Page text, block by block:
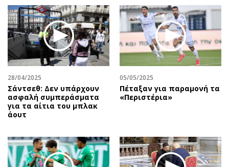
28/04/2025
Σάντσεθ: Δεν υπάρχουν
ασφαλή συμπεράσματα
για τα αίτια του μπλακ
άουτ
05/05/2025
Πέταξαν για παραμονή τα
«Περιστέρια»